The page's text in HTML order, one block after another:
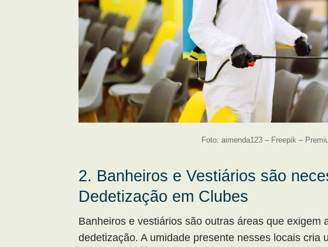
Foto: aimenda123 – Freepik –
2. Banheiros e Vestiários são
Dedetização em Clubes
Banheiros e vestiários são outras áreas que exigem
dedetização. A umidade presente nesses locais cria